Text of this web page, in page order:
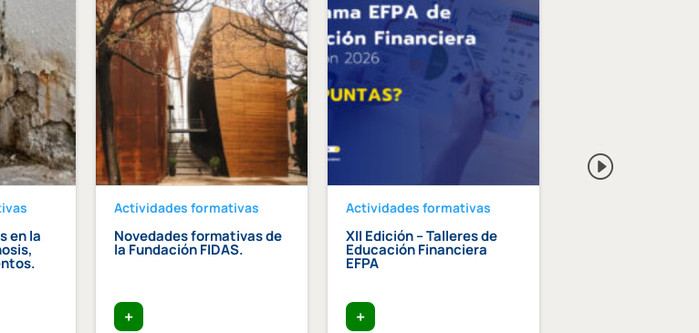
en la
Actividades formativas
Novedades formativas de
la Fundación FIDAS.
+
Actividades formativas
XII Edición – Talleres de
Educación Financiera
EFPA
+